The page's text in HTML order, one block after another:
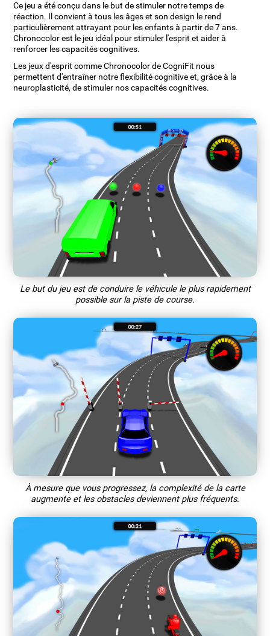
Ce jeu a été conçu dans le but de stimuler notre temps de
réaction. Il convient à tous les âges et son design le rend
particulièrement attrayant pour les enfants à partir de 7 ans.
Chronocolor est le jeu idéal pour stimuler l'esprit et aider à
renforcer les capacités cognitives.
Les jeux d'esprit comme Chronocolor de CogniFit nous
permettent d'entraîner notre flexibilité cognitive et, grâce à la
neuroplasticité, de stimuler nos capacités cognitives.
Le but du jeu est de conduire le véhicule le plus rapidement
possible sur la piste de course.
À mesure que vous progressez, la complexité de la carte
augmente et les obstacles deviennent plus fréquents.